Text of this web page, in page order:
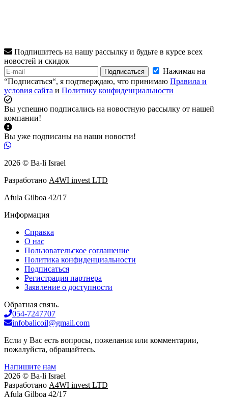
Подпишитесь на нашу рассылку и будьте в курсе всех
новостей и скидок
Подписаться
Нажимая на
“Подписаться“, я подтверждаю, что принимаю Правила и
условия сайта и Политику конфиденциальности
Вы успешно подписались на новостную рассылку от нашей
компании!
Вы уже подписаны на наши новости!
2026 © Ba-li Israel
Разработано A4WI invest LTD
Afula Gilboa 42/17
Информация
Справка
О нас
Пользовательское соглашение
Политика конфиденциальности
Подписаться
Регистрация партнера
Заявление о доступности
Обратная связь.
054-7247707
infobalicoil@gmail.com
Если у Вас есть вопросы, пожелания или комментарии,
пожалуйста, обращайтесь.
Напишите нам
2026 © Ba-li Israel
Разработано A4WI invest LTD
Afula Gilboa 42/17